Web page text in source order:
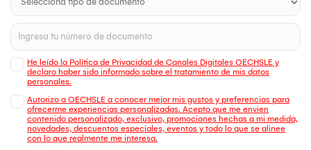
He leído la Política de Privacidad de Canales Digitales OECHSLE y
declaro haber sido informado sobre el tratamiento de mis datos
personales.
Autorizo a OECHSLE a conocer mejor mis gustos y preferencias para
ofrecerme experiencias personalizadas. Acepto que me envien
contenido personalizado, exclusivo, promociones hechas a mi medida,
novedades, descuentos especiales, eventos y todo lo que se alinee
con lo que realmente me interesa.